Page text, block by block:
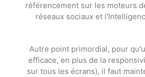
référencement sur les moteurs
réseaux sociaux et
Autre point primordial, pour
efficace, en plus de la
sur tous les écrans), il faut